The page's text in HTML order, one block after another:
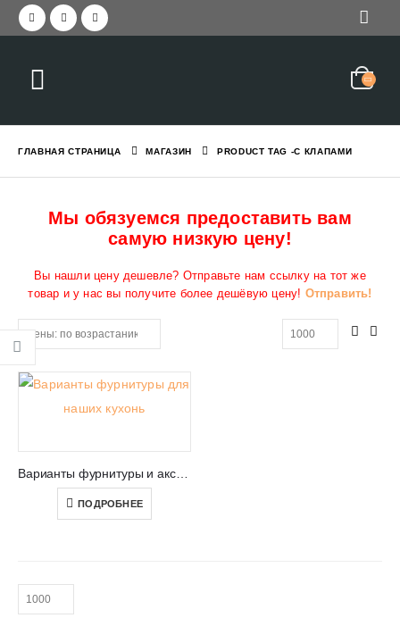
ГЛАВНАЯ СТРАНИЦА МАГАЗИН PRODUCT TAG -С КЛАПАМИ
Мы обязуемся предоставить вам
самую низкую цену!
Вы нашли цену дешевле? Отправьте нам ссылку на тот же
товар и у нас вы получите более дешёвую цену! Отправить!
Варианты фурнитуры и аксессуаров для кухонь из Польши
ПОДРОБНЕЕ